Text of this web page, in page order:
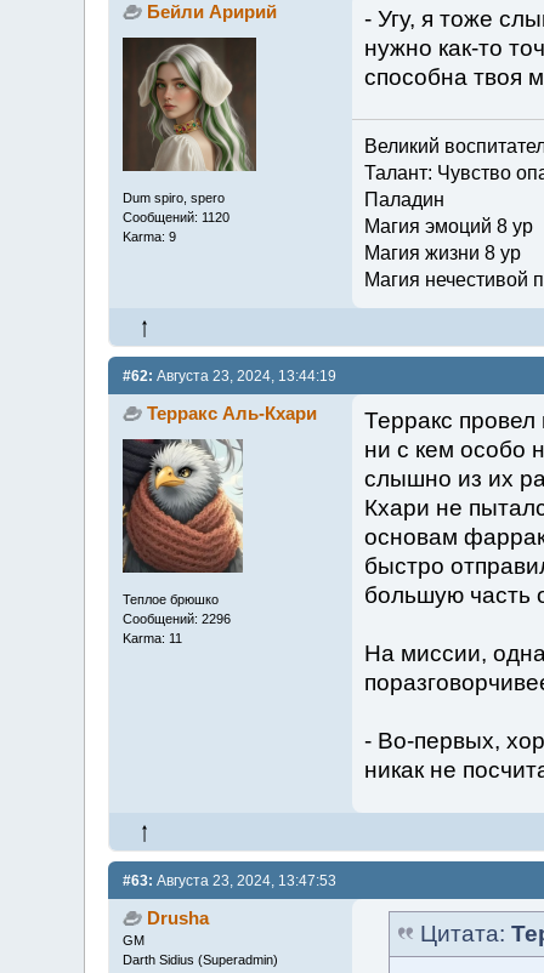
Бейли Аририй
Dum spiro, spero
Сообщений: 1120
Karma: 9
- Угу, я тоже
нужно как-то
способна твоя
Великий
Талант: Чувство
Паладин
Магия эмоций 8 ур
Магия жизни 8 ур
Магия нечестивой
#62: Августа 23, 2024, 13:44:19
Терракс Аль-Кхари
Теплое брюшко
Сообщений: 2296
Karma: 11
Терракс
ни с кем особо
слышно из их
Кхари не
основам
быстро
большую часть
На миссии,
- Во-первых,
никак не
#63: Августа 23, 2024, 13:47:53
Drusha
GM
Darth Sidius (Superadmin)
Цитата: